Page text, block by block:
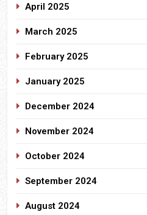
April 2025
March 2025
February 2025
January 2025
December 2024
November 2024
October 2024
September 2024
August 2024